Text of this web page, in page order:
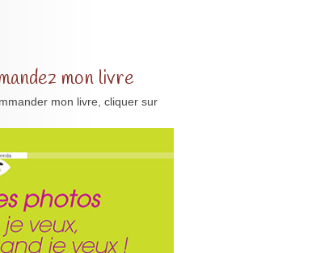
mon livre
mon livre, cliquer sur